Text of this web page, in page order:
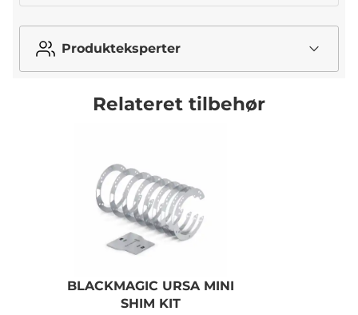
Produkteksperter
Relateret tilbehør
BLACKMAGIC URSA MINI
SHIM KIT